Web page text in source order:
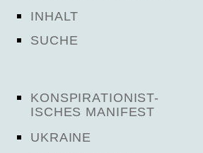
INHALT
SUCHE
KONSPIRATIONIST-
ISCHES MANIFEST
UKRAINE